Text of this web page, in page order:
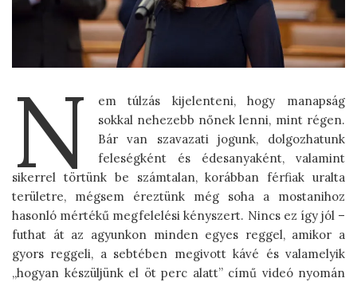
N
em túlzás kijelenteni, hogy manapság
sokkal nehezebb nőnek lenni, mint régen.
Bár van szavazati jogunk, dolgozhatunk
feleségként és édesanyaként, valamint
sikerrel törtünk be számtalan, korábban férfiak uralta
területre, mégsem éreztünk még soha a mostanihoz
hasonló mértékű megfelelési kényszert. Nincs ez így jól –
futhat át az agyunkon minden egyes reggel, amikor a
gyors reggeli, a sebtében megivott kávé és valamelyik
„hogyan készüljünk el öt perc alatt” című videó nyomán